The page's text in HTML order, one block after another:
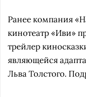
Ранее компания
кинотеатр «Иви»
трейлер
являющейся
Льва Толстого.